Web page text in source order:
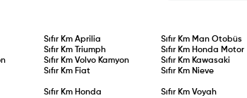
Sıfır KmAprilia Sıfır Km Man Otobüs
Sıfır Km Triumph Sıfır Km Honda Motor
Sıfır KmVolvo Kamyon Sıfır Km Kawasaki
Sıfır Km Fiat Sıfır Km Nieve
Sıfır Km Honda Sıfır Km Voyah